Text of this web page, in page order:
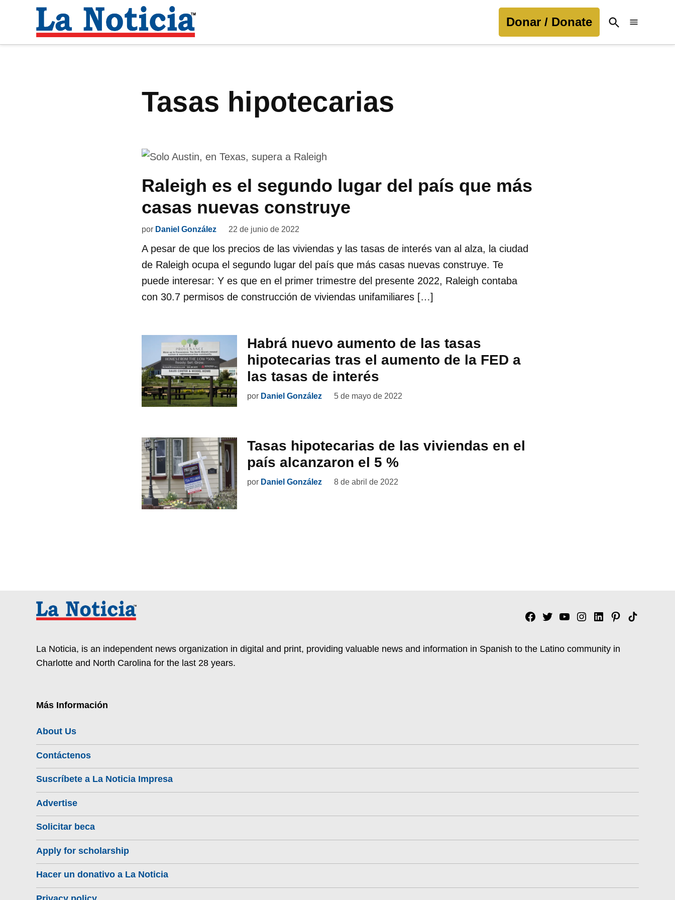
Donar
contenido
Noticia
Donar / Donate
Open
Search
tasas hipotecarias
Raleigh es el segundo lugar del país que más
casas nuevas construye
por Daniel González 22 de junio de 2022
A pesar de que los precios de las viviendas y las tasas de interés van al alza, la ciudad
de Raleigh ocupa el segundo lugar del país que más casas nuevas construye. Te
puede interesar: Y es que en el primer trimestre del presente 2022, Raleigh contaba
con 30.7 permisos de construcción de viviendas unifamiliares […]
Habrá nuevo aumento de las tasas
hipotecarias tras el aumento de la FED a
las tasas de interés
por Daniel González 5 de mayo de 2022
Tasas hipotecarias de las viviendas en el
país alcanzaron el 5 %
por Daniel González 8 de abril de 2022
Facebook
TwitterYouTubeInstagram
Linkedin
Pinterest
Tik
La Noticia, is an independent news organization in digital and print, providing valuable news and information in Spanish to the Latino community in
Charlotte and North Carolina for the last 28 years.
Más Información
About Us
Contáctenos
Suscríbete a La Noticia Impresa
Advertise
Solicitar beca
Apply for scholarship
Hacer un donativo a La Noticia